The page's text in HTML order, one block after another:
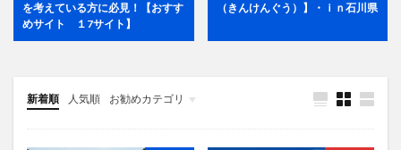
を考えている方に必見！【おすす
めサイト １7サイト】
（きんけんぐう）】・ｉｎ石川県
新着順 人気順 お勧めカテゴリ